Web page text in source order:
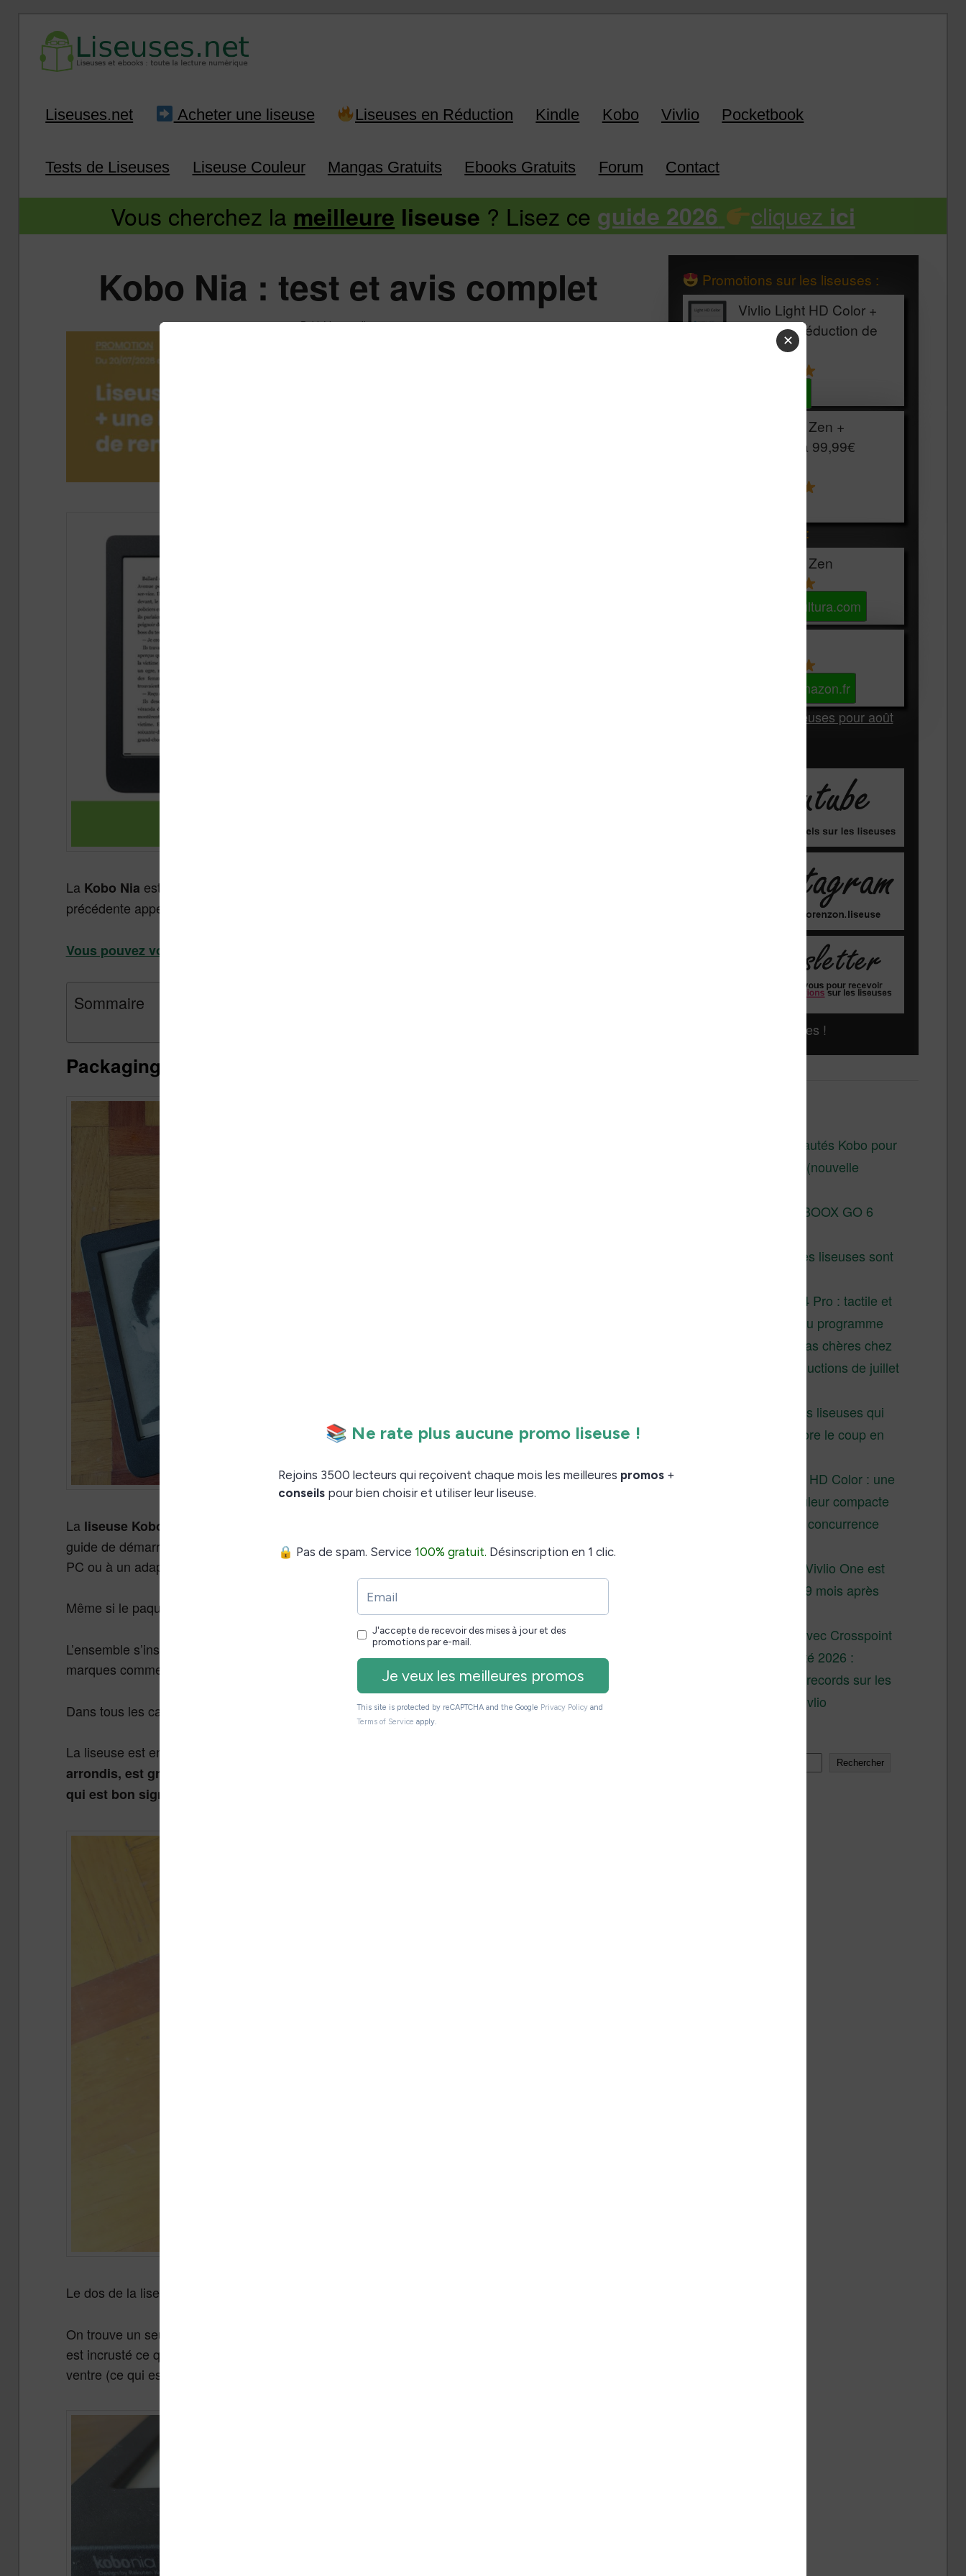
Infos sur les liseuses Kindle, Kobo, Vivlio, Pocketbook
Liseuses.net Acheter une liseuse Liseuses en Réduction Kindle Kobo Vivlio Pocketbook
Tests de Liseuses Liseuse Couleur Mangas Gratuits Ebooks Gratuits Forum Contact
Vous cherchez la meilleure liseuse ? Lisez ce guide 2026 cliquez ici
Kobo Nia : test et avis complet
Publié le23 juillet 2020
La Kobo Nia est la nouvelle liseuse entrée de gamme signée Kobo qui vient remplacer la gamme
précédente appelée « Kobo Aura ». Voici
Vous pouvez voir la Kobo Nia sur le site Fnac.com
Sommaire
Packaging et présentation de la liseuse Kobo Nia
La liseuse Kobo Nia
guide de démarrage rapide, une carte de garantie et un câble USB pour brancher la liseuse à un
PC ou à un adaptateur secteur.
Même si le paquet est très fin, la liseuse Kobo est bien protégée dans une enveloppe à bulle.
L’ensemble s’inspire de ce que propose Amazon avec un emballage très léger alors que d’autres
marques comme
préfèrent un type de packaging plus premium.
Dans tous les cas, cela n’a pas d’incidence sur la qualité de la liseuse.
La liseuse est en plastique avec un écran « incrusté » dans son boîtier.
arrondis, est gros et semble très résistant. Je n’ai pas réussi à le rayer avec mon ongle ce
qui est bon signe pour la solidité de l’ensemble.
Le dos de la liseuse est texturé ce qui permet d’avoir une bonne prise en main.
On trouve un seul et unique bouton marche / arrêt situé sur la tranche sous la liseuse. Ce bouton
est incrusté ce qui évite d’appuyer par erreur dessus si vous lisez avec la liseuse posée sur le
ventre (ce qui est souvent le cas si vous lisez allongés sur un canapé ou dans un lit).
Promotions sur les liseuses :
Vivlio Light HD Color +
HOUSSE réduction de
Vivlio Light Zen +
HOUSSE à 99,99€
Les accessibles :
Vivlio Light Zen
Voir sur Cultura.com
Voir sur Amazon.fr
Les Meilleures liseuses pour août
Liseuses pas chères !
Les nouveautés Kobo pour
la fin 2026 (nouvelle
Test de la BOOX GO 6
Pourquoi les liseuses sont
XTEINK X4 Pro : tactile et
éclairage au programme
Liseuses pas chères chez
Vivlio – réductions de juillet
3 anciennes liseuses qui
valent encore le coup en
Vivlio Light HD Color : une
liseuse couleur compacte
à prix défiant toute concurrence
La liseuse Vivlio One est
un succès 9 mois après
XTEINK X4 : test avec Crosspoint
Soldes d’été 2026 :
réductions records sur les
liseuses Kobo et Vivlio
Rechercher
✕